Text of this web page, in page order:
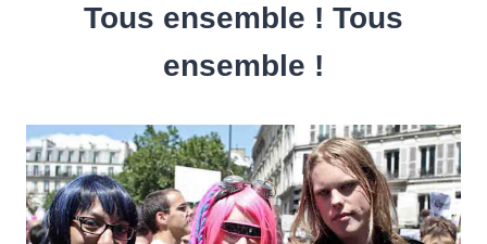
Tous ensemble ! Tous
ensemble !